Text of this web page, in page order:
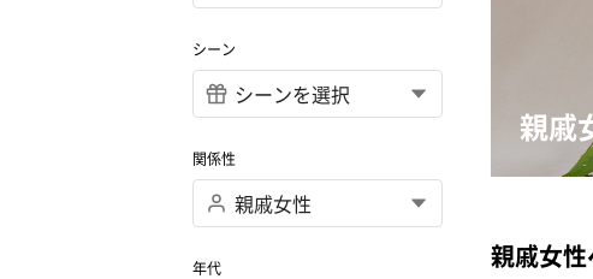
シーン
関係性
年代
親戚
親戚女